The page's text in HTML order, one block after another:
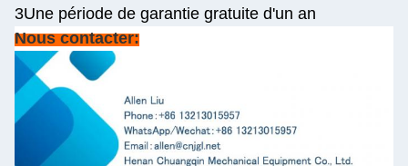
3Une période de garantie gratuite d'un an
Nous contacter: